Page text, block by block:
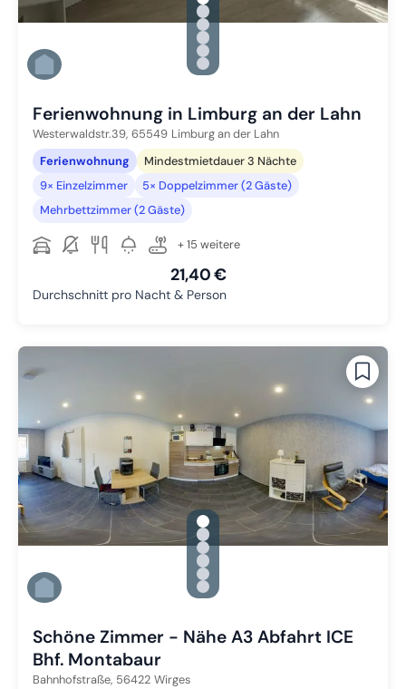
Zu Slide 1 wechseln
Zu Slide 2 wechseln
Zu Slide 3 wechseln
Zu Slide 4 wechseln
Zu Slide 5 wechseln
Zu Slide 6 wechseln
Ferienwohnung in Limburg an der Lahn
Westerwaldstr.39, 65549 Limburg an der Lahn
Ferienwohnung
Mindestmietdauer 3 Nächte
9× Einzelzimmer
5× Doppelzimmer (2 Gäste)
Mehrbettzimmer (2 Gäste)
+ 15 weitere
21,40 €
Durchschnitt pro Nacht & Person
gallery.slide_selector
Zu Slide 1 wechseln
Zu Slide 2 wechseln
Zu Slide 3 wechseln
Zu Slide 4 wechseln
Zu Slide 5 wechseln
Zu Slide 6 wechseln
Schöne Zimmer - Nähe A3 Abfahrt ICE
Bhf. Montabaur
Bahnhofstraße, 56422 Wirges